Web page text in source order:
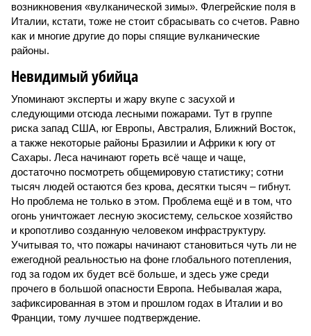
возникновения «вулканической зимы». Флегрейские поля в
Италии, кстати, тоже не стоит сбрасывать со счетов. Равно
как и многие другие до поры спящие вулканические
районы.
Невидимый убийца
Упоминают эксперты и жару вкупе с засухой и
следующими отсюда лесными пожарами. Тут в группе
риска запад США, юг Европы, Австралия, Ближний Восток,
а также некоторые районы Бразилии и Африки к югу от
Сахары. Леса начинают гореть всё чаще и чаще,
достаточно посмотреть общемировую статистику; сотни
тысяч людей остаются без крова, десятки тысяч – гибнут.
Но проблема не только в этом. Проблема ещё и в том, что
огонь уничтожает лесную экосистему, сельское хозяйство
и кропотливо созданную человеком инфраструктуру.
Учитывая то, что пожары начинают становиться чуть ли не
ежегодной реальностью на фоне глобального потепления,
год за годом их будет всё больше, и здесь уже среди
прочего в большой опасности Европа. Небывалая жара,
зафиксированная в этом и прошлом годах в Италии и во
Франции, тому лучшее подтверждение.